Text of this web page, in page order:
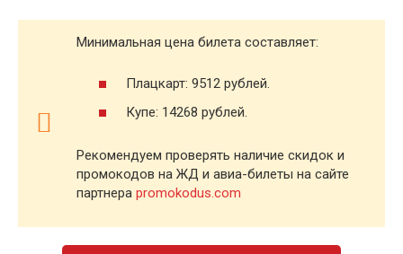
Минимальная цена билета составляет:
Плацкарт: 9512 рублей.
Купе: 14268 рублей.
Рекомендуем проверять наличие скидок и
промокодов на ЖД и авиа-билеты на сайте
партнера promokodus.com